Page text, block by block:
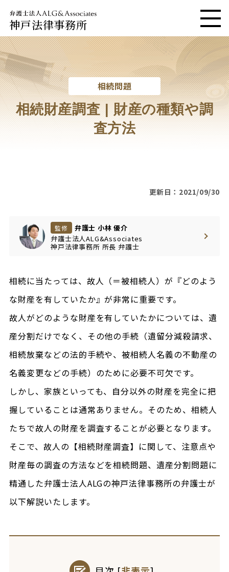
神戸法律事務所
相続問題
相続財産調査 | 財産の種類や調
査方法
更新日：2021/09/30
監修
弁護士 小林 優介
弁護士法人ALG&Associates
神戸法律事務所 所長 弁護士
相続に当たっては、故人（＝被相続人）が『どのよう
な財産を有していたか』が非常に重要です。
故人がどのような財産を有していたかについては、遺
産分割だけでなく、その他の手続（遺留分減殺請求、
相続放棄などの法的手続や、被相続人名義の不動産の
名義変更などの手続）のために必要不可欠です。
しかし、家族といっても、自分以外の財産を完全に把
握していることは通常ありません。そのため、相続人
たちで故人の財産を調査することが必要となります。
そこで、故人の【相続財産調査】に関して、注意点や
財産毎の調査の方法などを相続問題、遺産分割問題に
精通した弁護士法人ALGの神戸法律事務所の弁護士が
以下解説いたします。